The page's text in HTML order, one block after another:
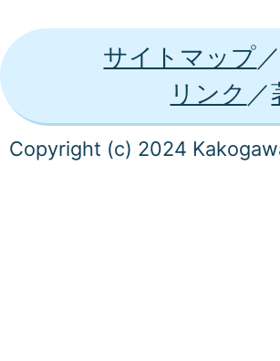
サイトマップ
リンク
Copyright (c) 2024